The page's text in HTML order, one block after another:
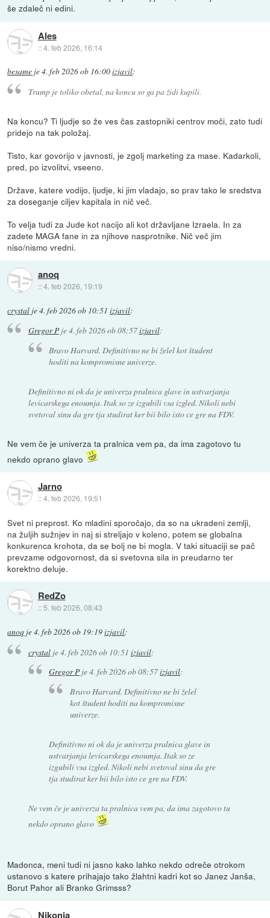
še zdaleč ni edini.
Ales
::4. feb 2026, 16:14
besame je4. feb 2026 ob 16:00izjavil:
Trump je toliko obetal, na koncu so ga pa židi kupili.
Na koncu? Ti ljudje so že ves čas zastopniki centrov moči, zato tudi
pridejo na tak položaj.
Tisto, kar govorijo v javnosti, je zgolj marketing za mase. Kadarkoli,
pred, po izvolitvi, vseeno.
Države, katere vodijo, ljudje, ki jim vladajo, so prav tako le sredstva
za doseganje ciljev kapitala in nič več.
To velja tudi za Jude kot nacijo ali kot državljane Izraela. In za
zadete MAGA fane in za njihove nasprotnike. Nič več jim
niso/nismo vredni.
anoq
::4. feb 2026, 19:19
crystal je4. feb 2026 ob 10:51 izjavil:
Gregor Pje4. feb 2026 ob 08:57izjavil:
Bravo Harvard. Definitivno ne bi želel kot študent
hoditi na kompromisne univerze.
Definitivno ni ok da je univerza pralnica glave in ustvarjanja
levicarskega enoumja. Itak so ze izgubili vsa izgled. Nikoli nebi
svetoval sinu da gre tja studirat ker bii bilo isto ce gre na FDV.
Ne vem če je univerza ta pralnica vem pa, da ima zagotovo tu
nekdo oprano glavo
Jarno
::4. feb 2026, 19:51
Svet ni preprost. Ko mladini sporočajo, da so na ukradeni zemlji,
na žuljih sužnjev in naj si streljajo v koleno, potem se globalna
konkurenca krohota, da se bolj ne bi mogla. V taki situaciji se pač
prevzame odgovornost, da si svetovna sila in preudarno ter
korektno deluje.
RedZo
:: 5. feb 2026, 08:43
anoq je4. feb 2026 ob 19:19izjavil:
crystalje4. feb 2026 ob 10:51 izjavil:
Gregor Pje4. feb 2026 ob 08:57izjavil:
Bravo Harvard. Definitivno ne bi želel
kot študent hoditi na kompromisne
univerze.
Definitivno ni ok da je univerza pralnica glave in
ustvarjanja levicarskega enoumja. Itak so ze
izgubili vsa izgled. Nikoli nebi svetoval sinu da gre
tja studirat ker bii bilo isto ce gre na FDV.
Ne vem če je univerza ta pralnica vem pa, da ima zagotovo tu
nekdo oprano glavo
Madonca, meni tudi ni jasno kako lahko nekdo odreče otrokom
ustanovo s katere prihajajo tako žlahtni kadri kot so Janez Janša,
Borut Pahor ali Branko Grimsss?
Nikonja